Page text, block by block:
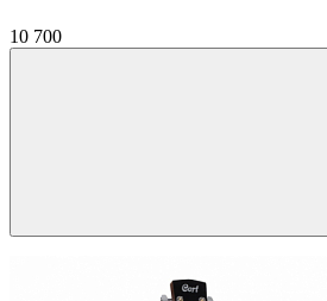
10 700